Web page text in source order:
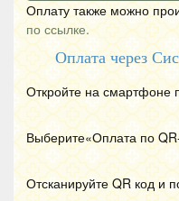
Оплату также можно
по ссылке.
Оплата через
Откройте на смартфоне
Выберите«Оплата по QR
Отсканируйте QR код и